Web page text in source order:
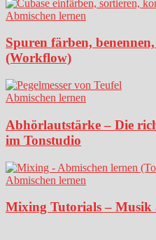
Abmischen lernen
Spuren färben,
(Workflow)
Abmischen lernen
Abhörlautstärke – Die
im Tonstudio
Abmischen lernen
Mixing Tutorials – Musik